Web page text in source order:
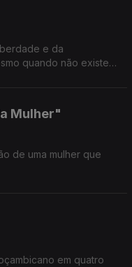
e da
quando não existe
Mulher"
de uma mulher que
em quatro